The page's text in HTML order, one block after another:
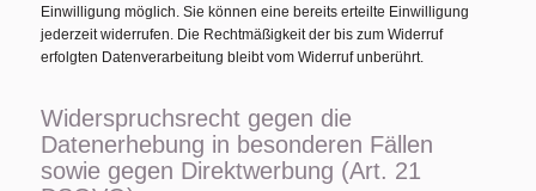
Einwilligung möglich. Sie können eine bereits erteilte Einwilligung
jederzeit widerrufen. Die Rechtmäßigkeit der bis zum Widerruf
erfolgten Datenverarbeitung bleibt vom Widerruf unberührt.
Widerspruchsrecht gegen die
Datenerhebung in besonderen Fällen
sowie gegen Direktwerbung (Art. 21